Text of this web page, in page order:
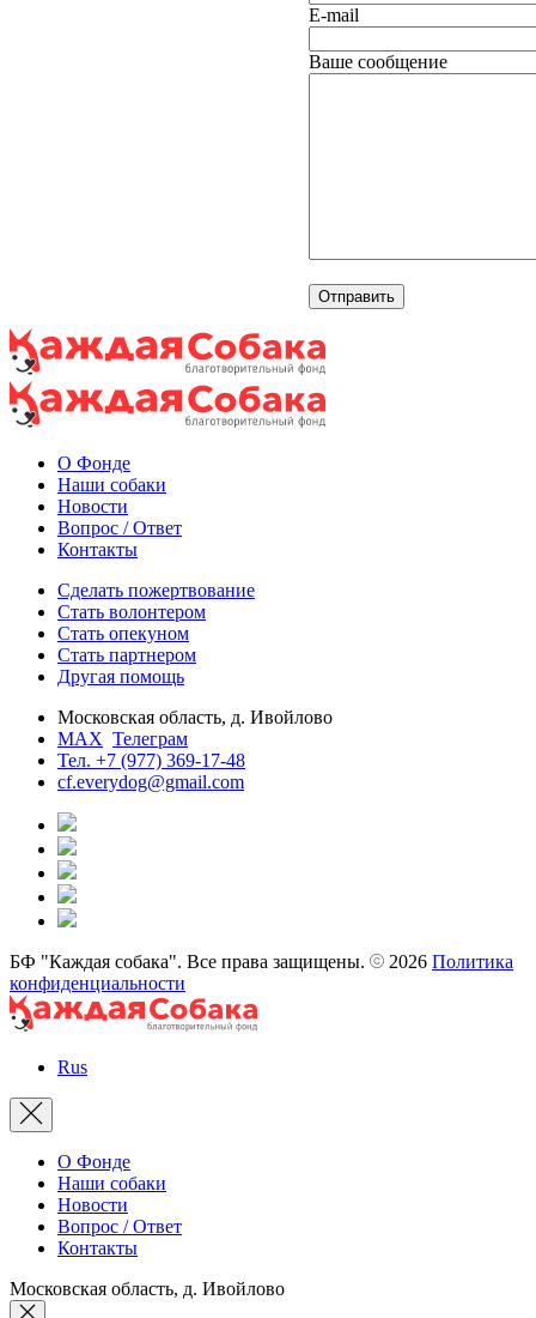
E-mail
Ваше сообщение
О Фонде
Наши собаки
Новости
Вопрос / Ответ
Контакты
Сделать пожертвование
Стать волонтером
Стать опекуном
Стать партнером
Другая помощь
Московская область, д. Ивойлово
MAX Телеграм
Тел. +7 (977) 369-17-48
cf.everydog@gmail.com
БФ "Каждая собака". Все права защищены. 2026 Политика
конфиденциальности
Rus
О Фонде
Наши собаки
Новости
Вопрос / Ответ
Контакты
Московская область, д. Ивойлово